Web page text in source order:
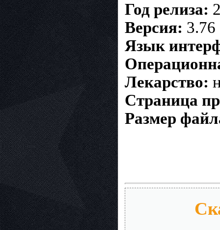
Год релиза:
Версия: 3.76
Язык
Лекарство:
Страница
Размер